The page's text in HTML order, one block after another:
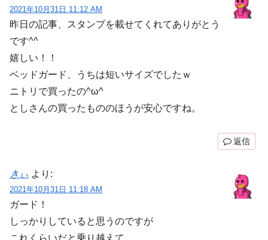
2021年10月31日 11:12 AM
昨日の記事、スタンプを載せてくれてありがとう
です^^
嬉しい！！
ベッドガード、うちは短いサイズでしたｗ
ニトリで買ったの^ω^
としさんの買ったもののほうが安心ですね。
返信
きぃ より:
2021年10月31日 11:18 AM
ガード！
しっかりしていると思うのですが